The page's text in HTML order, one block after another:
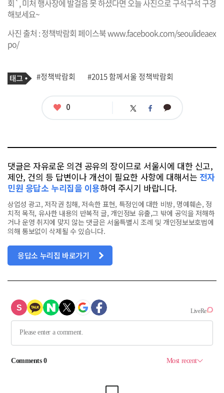
회`, 미처 행사장에 발걸음 못 하셨다면 오늘 사진으로 구석구석 구경
해보세요~
사진 출처 : 정책박람회 페이스북www.facebook.com/seoulideaex
po/
기
사
태
그
#정책박람회 #2015 함께서울 정책박람회
좋
0 트 페 카
댓글은 자유로운 의견 공유의 장이므로 서울시에 대한 신고,
제안, 건의 등 답변이나 개선이 필요한 사항에 대해서는 전자
민원 응답소 누리집을 이용하여 주시기 바랍니다.
상업성 광고, 저작권 침해, 저속한 표현, 특정인에 대한 비방, 명예훼손, 정
치적 목적, 유사한 내용의 반복적 글, 개인정보 유출,그 밖에 공익을 저해하
거나 운영 취지에 맞지 않는 댓글은 서울특별시 조례 및 개인정보보호법에
의해 통보없이 삭제될 수 있습니다.
응답소 누리집 바로가기